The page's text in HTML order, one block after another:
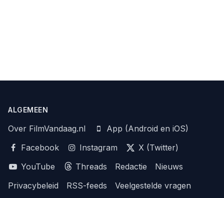
ALGEMEEN
Over FilmVandaag.nl
App (Android en iOS)
Facebook
Instagram
X (Twitter)
YouTube
Threads Redactie
Nieuws
Privacybeleid
RSS-feeds
Veelgestelde vragen